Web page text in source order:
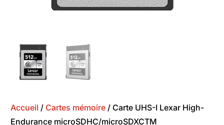
Accueil / Cartes mémoire / Carte UHS-I Lexar High-
Endurance microSDHC/microSDXCTM